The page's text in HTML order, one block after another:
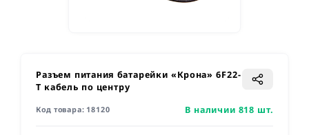
Разъем питания батарейки «Крона» 6F22-
T кабель по центру
Код товара: 18120 В наличии 818 шт.